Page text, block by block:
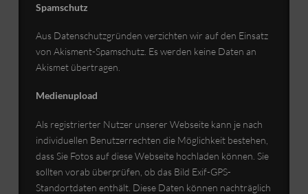
Spamschutz
Aus Datenschutzgründen verzichten wir auf den Einsatz
von Akisment-Spamschutz. Es werden keine Daten an
Akismet übertragen.
Medienupload
Als registrierter Nutzer unserer Webseite kann je nach
individuellen Benutzerrechten die Möglichkeit bestehen,
dass Sie Fotos auf diese Webseite hochladen können. Sie
sollten vorab überprüfen, ob das Bild Exif-GPS-
Standortdaten enthält. Diese Daten können nachträglich